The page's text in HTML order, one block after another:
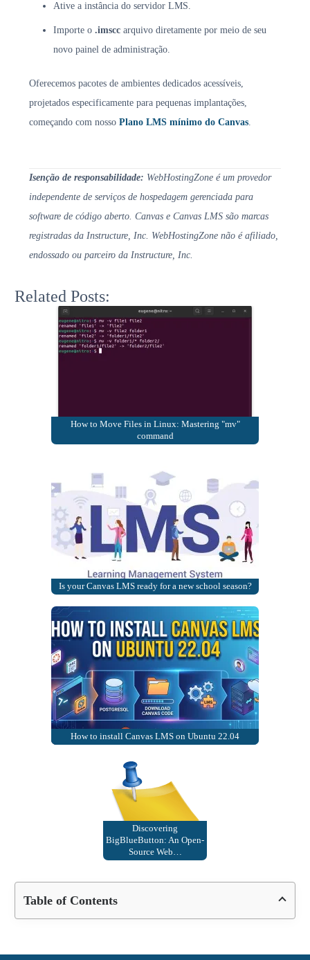
Ative a instância do servidor LMS.
Importe o .imscc arquivo diretamente por meio de seu
novo painel de administração.
Oferecemos pacotes de ambientes dedicados acessíveis,
projetados especificamente para pequenas implantações,
começando com nosso Plano LMS mínimo do Canvas.
Isenção de responsabilidade: WebHostingZone é um provedor
independente de serviços de hospedagem gerenciada para
software de código aberto. Canvas e Canvas LMS são marcas
registradas da Instructure, Inc. WebHostingZone não é afiliado,
endossado ou parceiro da Instructure, Inc.
Related Posts:
How to Move Files in Linux: Mastering "mv"
command
Is your Canvas LMS ready for a new school season?
How to install Canvas LMS on Ubuntu 22.04
Discovering
BigBlueButton: An Open-
Source Web…
Table of Contents